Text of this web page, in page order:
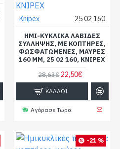
Knipex 25 02 160
ΗΜΙ-ΚΥΚΛΙΚΆ ΛΑΒΊΔΕΣ
ΣΎΛΛΗΨΗΣ, ΜΕ ΚΟΠΤΉΡΕΣ,
ΦΩΣΦΑΤΩΜΈΝΕΣ, ΜΑΎΡΕΣ
160 MM, 25 02 160, KNIPEX
28,63€ 22,50€
ΚΑΛΆΘΙ
Αγόρασε Τώρα
-21 %